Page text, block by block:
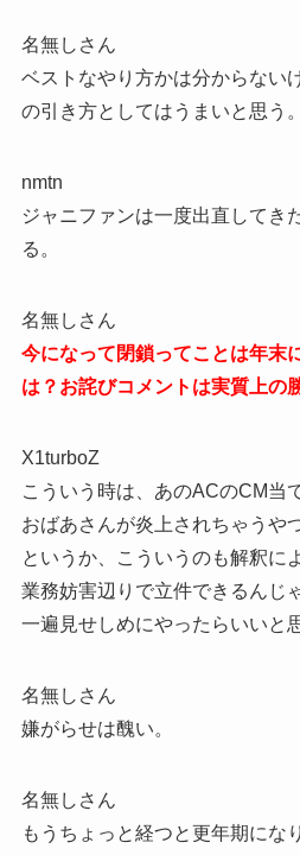
名無しさん
ベストなやり方かは分からない
の引き方としてはうまいと思う。
nmtn
ジャニファンは一度出直してき
る。
名無しさん
今になって閉鎖ってことは年末
は？お詫びコメントは実質上の
X1turboZ
こういう時は、あのACのCM当
おばあさんが炎上されちゃうやつ
というか、こういうのも解釈に
業務妨害辺りで立件できるんじ
一遍見せしめにやったらいいと
名無しさん
嫌がらせは醜い。
名無しさん
もうちょっと経つと更年期にな